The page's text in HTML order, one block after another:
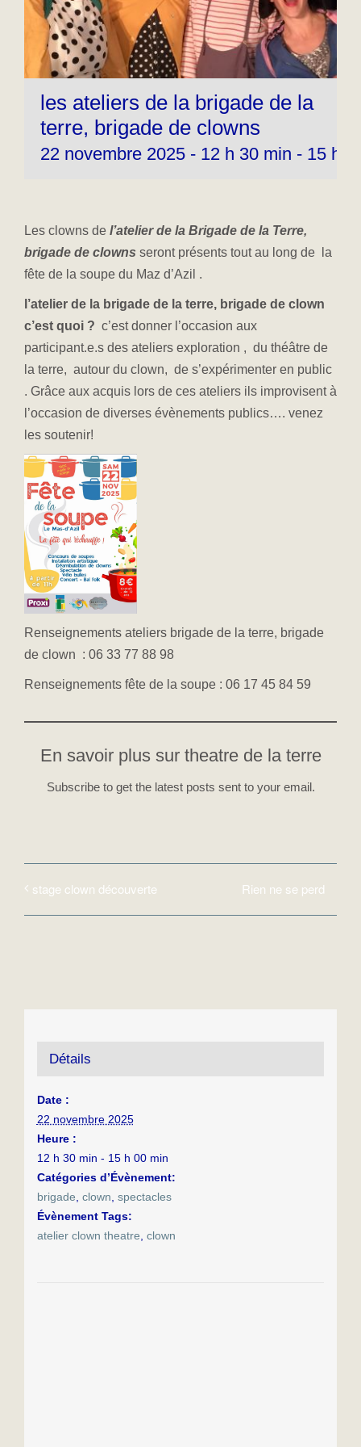
les ateliers de la brigade de la
terre, brigade de clowns
22 novembre 2025 - 12 h 30 min - 15 h
Les clowns de l’atelier de la Brigade de la Terre,
brigade de clowns seront présents tout au long de la
fête de la soupe du Maz d’Azil .
l’atelier de la brigade de la terre, brigade de clown
c’est quoi ? c’est donner l’occasion aux
participant.e.s des ateliers exploration , du théâtre de
la terre, autour du clown, de s’expérimenter en public
. Grâce aux acquis lors de ces ateliers ils improvisent à
l’occasion de diverses évènements publics…. venez
les soutenir!
Renseignements ateliers brigade de la terre, brigade
de clown : 06 33 77 88 98
Renseignements fête de la soupe : 06 17 45 84 59
En savoir plus sur theatre de la terre
Subscribe to get the latest posts sent to your email.
stage clown découverte Rien ne se perd
Détails
Date :
22 novembre 2025
Heure :
12 h 30 min - 15 h 00 min
Catégories d’Évènement:
brigade clown spectacles
Évènement Tags:
atelier clown theatre clown